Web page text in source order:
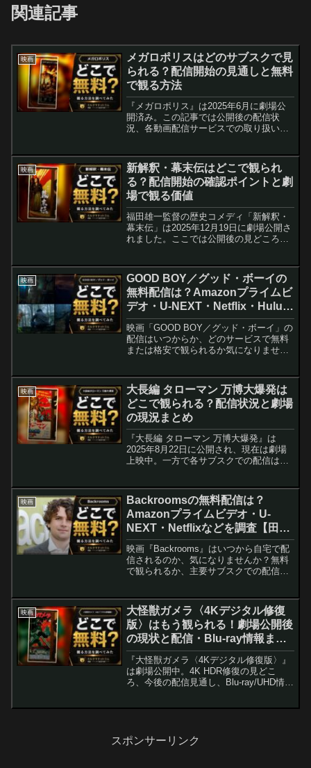
関連記事
映画
メガロポリスはどのサブスクで見
られる？配信開始の見通しと無料
で観る方法
『メガロポリス』は2025年6月に劇場公
開済み。この記事では公開後の配信状
況、各動画配信サービスでの取り扱い見
く整理しました。公式発表が出ていない
項目は明記しています。
映画
新解釈・幕末伝はどこで観られ
る？配信開始の確認ポイントと劇
場で観る価値
福田雄一監督の歴史コメディ「新解釈・
幕末伝」は2025年12月19日に劇場公開さ
れました。ここでは公開後の見どころ整
の視聴先などをわかりやすくまとめ直し
ました。
映画
GOOD BOY／グッド・ボーイの
無料配信は？Amazonプライムビ
デオ・U-NEXT・Netflix・Hulu・
ABEMAなどの動画配信サブスク
サービスを調査【インディ・シェ
ーン・ジェンセン・アリエル・フ
映画「GOOD BOY／グッド・ボーイ」の
配信はいつからか、どのサービスで無料
または格安で観られるか気になりません
する手順までを分かりやすく解説しま
す。劇場に行けない方...
映画
大長編 タローマン 万博大爆発は
どこで観られる？配信状況と劇場
の現況まとめ
『大長編 タローマン 万博大爆発』は
2025年8月22日に公開され、現在は劇場
上映中。一方で各サブスクでの配信は未
報とよくある質問を最新状況に合わせて
整理しました。
映画
Backroomsの無料配信は？
Amazonプライムビデオ・U-
NEXT・Netflixなどを調査【田辺
桃子・仲村トオル】
映画『Backrooms』はいつから自宅で配
信されるのか、気になりませんか？無料
で観られるか、主要サブスクでの配信時
説します。🔗 AmazonでBackroomsの検
索...
映画
大怪獣ガメラ〈4Kデジタル修復
版〉はもう観られる！劇場公開後
の現状と配信・Blu-ray情報まと
め
『大怪獣ガメラ〈4Kデジタル修復版〉』
は劇場公開中。4K HDR修復の見どこ
ろ、今後の配信見通し、Blu-ray/UHD情
スポンサーリンク